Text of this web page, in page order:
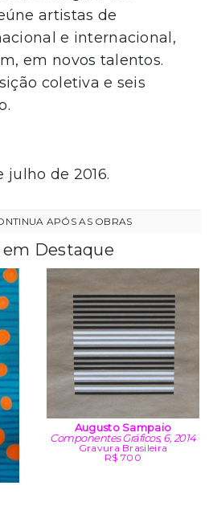
artistas de
e internacional,
em novos talentos.
coletiva e seis
julho de 2016.
em Destaque
Augusto Sampaio
Componentes Gráficos, 6, 2014
Gravura Brasileira
R$ 700